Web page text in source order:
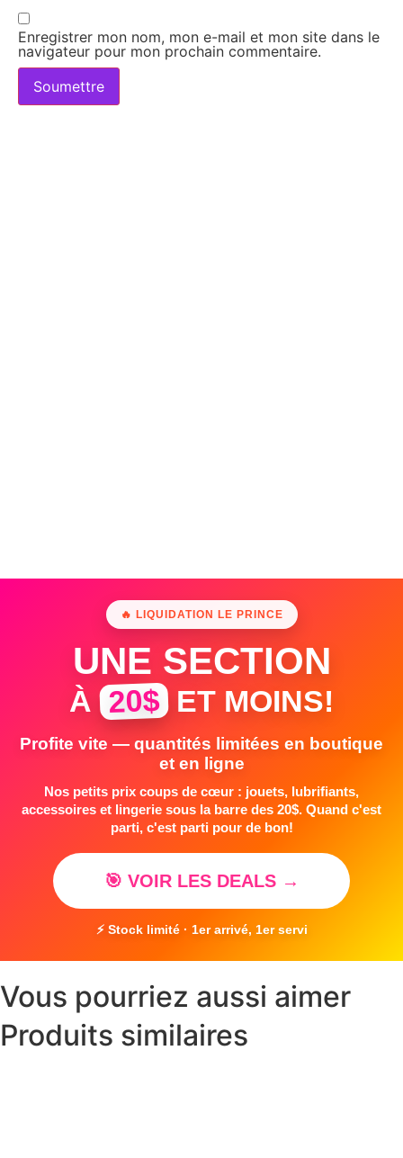
Enregistrer mon nom, mon e-mail et mon site dans le
navigateur pour mon prochain commentaire.
🔥 LIQUIDATION LE PRINCE
UNE SECTION
À 20$ ET MOINS!
Profite vite — quantités limitées en boutique
et en ligne
Nos petits prix coups de cœur : jouets, lubrifiants,
accessoires et lingerie sous la barre des 20$. Quand c'est
parti, c'est parti pour de bon!
🎯 VOIR LES DEALS →
⚡ Stock limité · 1er arrivé, 1er servi
Vous pourriez aussi aimer
Produits similaires